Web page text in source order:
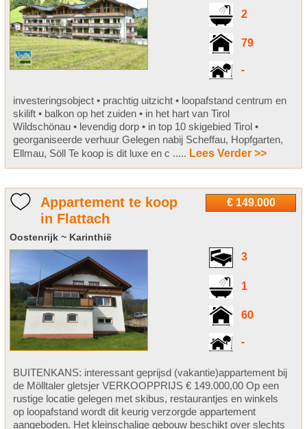
2
79
-
investeringsobject • prachtig uitzicht • loopafstand centrum en
skilift • balkon op het zuiden • in het hart van Tirol
Wildschönau • levendig dorp • in top 10 skigebied Tirol •
georganiseerde verhuur Gelegen nabij Scheffau, Hopfgarten,
Ellmau, Söll Te koop is dit luxe en c ..... Lees Verder >>
€ 149.000
Appartement te koop
in Flattach
Oostenrijk ~ Karinthië
3
1
60
-
BUITENKANS: interessant geprijsd (vakantie)appartement bij
de Mölltaler gletsjer VERKOOPPRIJS € 149.000,00 Op een
rustige locatie gelegen met skibus, restaurantjes en winkels
op loopafstand wordt dit keurig verzorgde appartement
aangeboden. Het kleinschalige gebouw beschikt over slechts